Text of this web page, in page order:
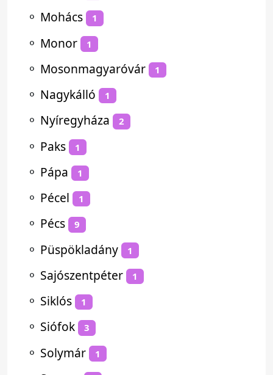
⚬ Mohács 1
⚬ Monor 1
⚬ Mosonmagyaróvár 1
⚬ Nagykálló 1
⚬ Nyíregyháza 2
⚬ Paks 1
⚬ Pápa 1
⚬ Pécel 1
⚬ Pécs 9
⚬ Püspökladány 1
⚬ Sajószentpéter 1
⚬ Siklós 1
⚬ Siófok 3
⚬ Solymár 1